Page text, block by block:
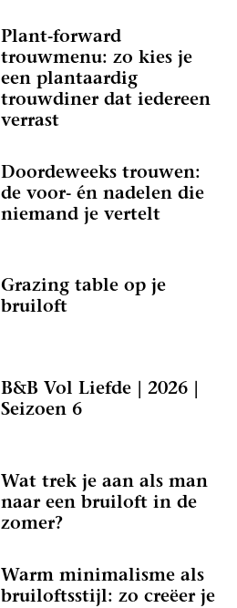
Plant-forward
trouwmenu: zo kies je
een plantaardig
trouwdiner dat iedereen
verrast
Doordeweeks trouwen:
de voor- én nadelen die
niemand je vertelt
Grazing table op je
bruiloft
B&B Vol Liefde | 2026 |
Seizoen 6
Wat trek je aan als man
naar een bruiloft in de
zomer?
Warm minimalisme als
bruiloftsstijl: zo creëer je